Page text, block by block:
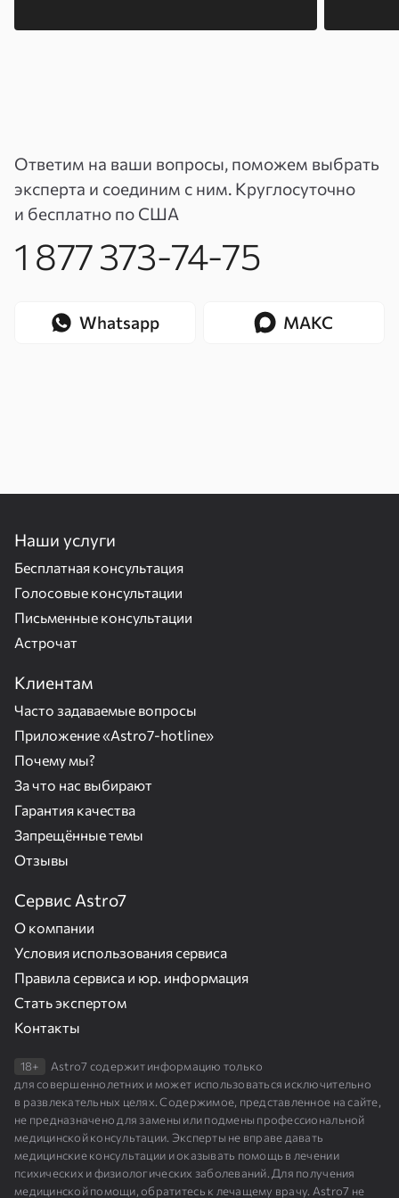
Ответим на ваши вопросы, поможем выбрать
эксперта и соединим с ним. Круглосуточно
и бесплатно по США
1 877 373-74-75
Whatsapp МАКС
Наши услуги
Бесплатная консультация
Голосовые консультации
Письменные консультации
Астрочат
Клиентам
Часто задаваемые вопросы
Приложение «Astro7-hotline»
Почему мы?
За что нас выбирают
Гарантия качества
Запрещённые темы
Отзывы
Сервис Astro7
О компании
Условия использования сервиса
Правила сервиса и юр. информация
Стать экспертом
Контакты
18+
Astro7 содержит информацию только
для совершеннолетних и может использоваться исключительно
в развлекательных целях. Содержимое, представленное на сайте,
не предназначено для замены или подмены профессиональной
медицинской консультации. Эксперты не вправе давать
медицинские консультации и оказывать помощь в лечении
психических и физиологических заболеваний. Для получения
медицинской помощи, обратитесь к лечащему врачу. Astro7 не